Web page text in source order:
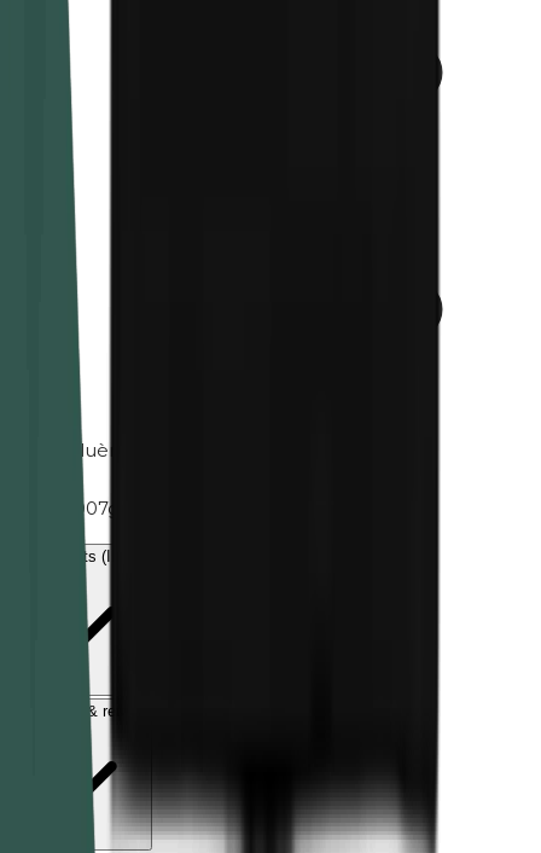
Toluène
0.007g
Ingrédients (INCI)
Livraison & retour